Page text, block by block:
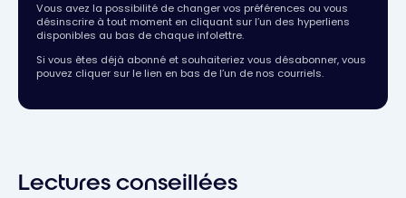
Vous avez la possibilité de changer vos préférences ou vous
désinscrire à tout moment en cliquant sur l’un des hyperliens
disponibles au bas de chaque infolettre.
Si vous êtes déjà abonné et souhaiteriez vous désabonner, vous
pouvez cliquer sur le lien en bas de l’un de nos courriels.
Lectures conseillées